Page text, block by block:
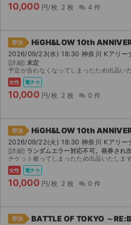
10,000 円/枚 2 枚 4 件
即決 HiGH&LOW 10th
2026/09/23(水) 18:30 神奈川 Kアリー
[詳細] 未定
予定が合わなくなってしまったため出品いたします。 ファンクラブ先行で当選したチケットです。 【お渡し方法】 電子チケ
女性 電チケ
10,000 円/枚 2 枚 0 件
即決 HiGH&LOW 10th
2026/09/22(火) 18:30 神奈川 Kアリー
[詳細] ランダムエラー対応不可。発券され
チケット被ってしまったため出品いたします。 同行者分の変更可能です。 ファンクラブ先行で当選した
女性 電チケ
10,000 円/枚 2 枚 0 件
即決 BATTLE OF TOKYO ～